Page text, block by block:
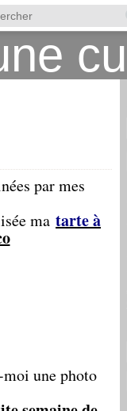
par mes
ma tarte à
moi une photo